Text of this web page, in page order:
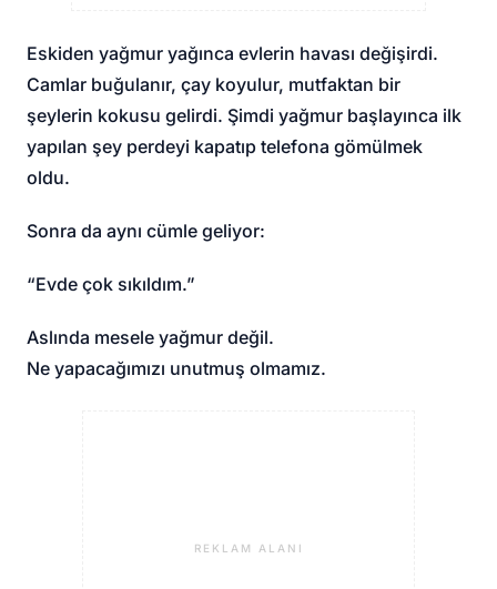
Eskiden yağmur yağınca evlerin havası değişirdi.
Camlar buğulanır, çay koyulur, mutfaktan bir
şeylerin kokusu gelirdi. Şimdi yağmur başlayınca ilk
yapılan şey perdeyi kapatıp telefona gömülmek
oldu.
Sonra da aynı cümle geliyor:
“Evde çok sıkıldım.”
Aslında mesele yağmur değil.
Ne yapacağımızı unutmuş olmamız.
REKLAM ALANI